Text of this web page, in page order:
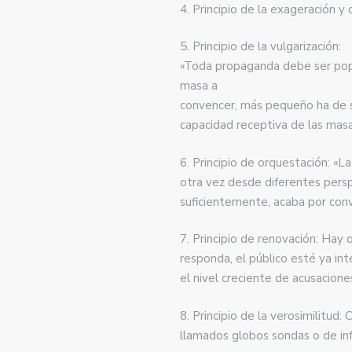
4. Principio de la exageración
5. Principio de la vulgarización:
«Toda propaganda debe ser
masa a
convencer, más pequeño ha
capacidad receptiva de las
6. Principio de orquestación:
otra vez desde diferentes
suficientemente, acaba por
7. Principio de renovación:
responda, el público esté ya
el nivel creciente de
8. Principio de la verosimilitud:
llamados globos sondas o de